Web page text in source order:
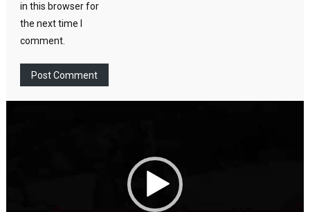
in this browser for
the next time I
comment.